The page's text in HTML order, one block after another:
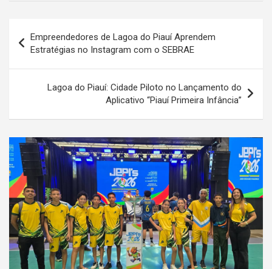
de
Post
Empreendedores de Lagoa do Piauí Aprendem
Estratégias no Instagram com o SEBRAE
Lagoa do Piauí: Cidade Piloto no Lançamento do
Aplicativo “Piauí Primeira Infância”